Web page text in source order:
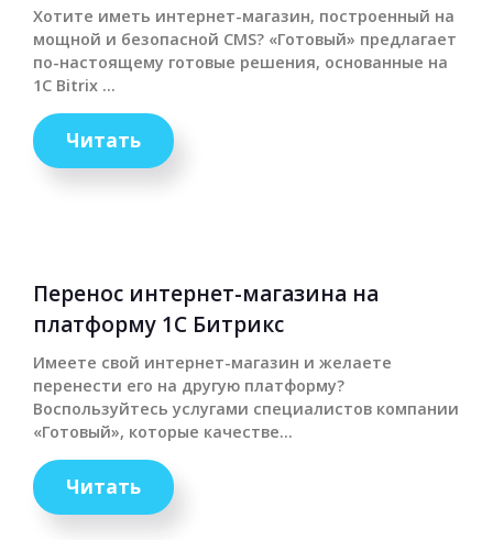
Хотите иметь интернет-магазин, построенный на
мощной и безопасной CMS? «Готовый» предлагает
по-настоящему готовые решения, основанные на
1С Bitrix ...
Читать
Перенос интернет-магазина на
платформу 1С Битрикс
Имеете свой интернет-магазин и желаете
перенести его на другую платформу?
Воспользуйтесь услугами специалистов компании
«Готовый», которые качестве...
Читать